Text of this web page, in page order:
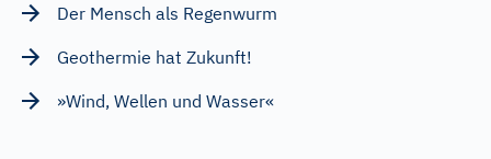
Der Mensch als Regenwurm
Geothermie hat Zukunft!
»Wind, Wellen und Wasser«